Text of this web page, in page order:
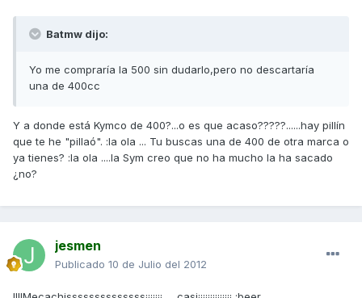
Batmw dijo:
Yo me compraría la 500 sin dudarlo,pero no descartaría
una de 400cc
Y a donde está Kymco de 400?...o es que acaso?????......hay pillín
que te he "pillaó". :la ola ... Tu buscas una de 400 de otra marca o
ya tienes? :la ola ....la Sym creo que no ha mucho la ha sacado
¿no?
jesmen
Publicado 10 de Julio del 2012